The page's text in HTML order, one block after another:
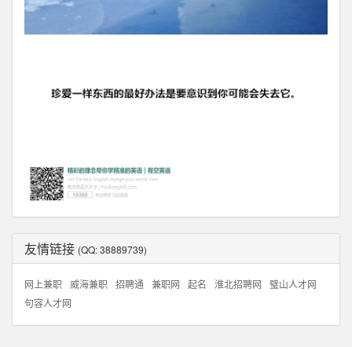
友情链接 (QQ: 38889739)
网上兼职 威海兼职 招聘通 兼职网 起名 淮北招聘网
璧山人才网
句容人才网